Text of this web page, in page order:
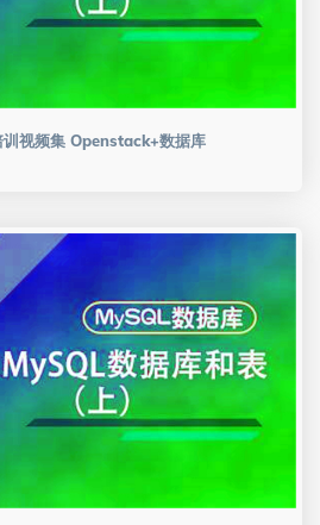
视频集 Openstack+数据库